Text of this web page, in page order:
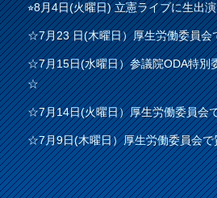
⭐︎8月4日(火曜日) 立憲ライブに生出演
☆7月23 日(木曜日）厚生労働委員
☆7月15日(水曜日）参議院ODA特別
☆
☆7月14日(火曜日）厚生労働委員会
☆7月9日(木曜日）厚生労働委員会